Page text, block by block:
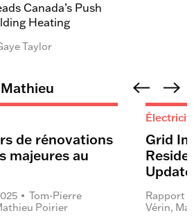
Canada’s Push
Heating
Taylor
de rénovations
majeures au
Tom-Pierre
Poirier
Grid
Update
Rapport
Vérin,